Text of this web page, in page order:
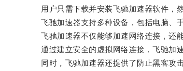
用户只需下载并安装飞驰加速器软件，然
飞驰加速器支持多种设备，包括电脑、手
飞驰加速器不仅能够加速网络连接，还能
通过建立安全的虚拟网络连接，飞驰加速
同时，飞驰加速器还提供了防止黑客攻击